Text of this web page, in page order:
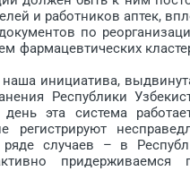
и работников аптек,
по
фармацевтических
инициатива,
Республики
эта система
регистрируют
случаев – в
придерживаемся